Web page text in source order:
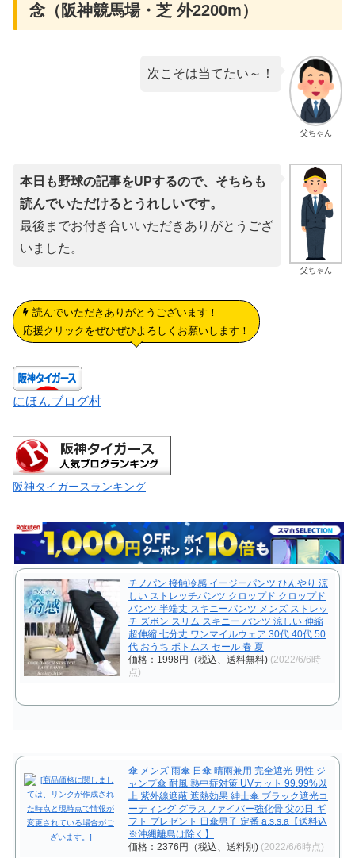
念（阪神競馬場・芝 外2200m）
父ちゃん
次こそは当てたい～！
父ちゃん
本日も野球の記事をUPするので、そちらも
読んでいただけるとうれしいです。
最後までお付き合いいただきありがとうござ
いました。
読んでいただきありがとうございます！
応援クリックをぜひぜひよろしくお願いします！
にほんブログ村
阪神タイガースランキング
チノパン 接触冷感 イージーパンツ ひんやり 涼
しい ストレッチパンツ クロップド クロップド
パンツ 半端丈 スキニーパンツ メンズ ストレッ
チ ズボン スリム スキニー パンツ 涼しい 伸縮
超伸縮 七分丈 ワンマイルウェア 30代 40代 50
代 おうち ボトムス セール 春 夏
価格：1998円（税込、送料無料) (2022/6/6時
点)
傘 メンズ 雨傘 日傘 晴雨兼用 完全遮光 男性 ジ
ャンプ傘 耐風 熱中症対策 UVカット 99.99%以
上 紫外線遮蔽 遮熱効果 紳士傘 ブラック遮光コ
ーティング グラスファイバー強化骨 父の日 ギ
フト プレゼント 日傘男子 定番 a.s.s.a【送料込
※沖縄離島は除く】
価格：2376円（税込、送料別) (2022/6/6時点)